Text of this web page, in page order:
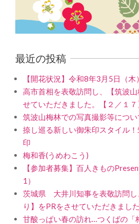
最近の投稿
【開花状況】令和8年3月5日（木
高市首相を表敬訪問し、【筑波
せていただきました。【２／１７
筑波山梅林での写真撮影等につい
捺し巡る新しい御朱印スタイル
印
梅和香(うめわこう)
【参加者募集】百人きもの
1）
茨城県 大井川知事を表敬訪問し
り】をPRをさせていただきまし
甘酸っぱい春の訪れ…つくばの「